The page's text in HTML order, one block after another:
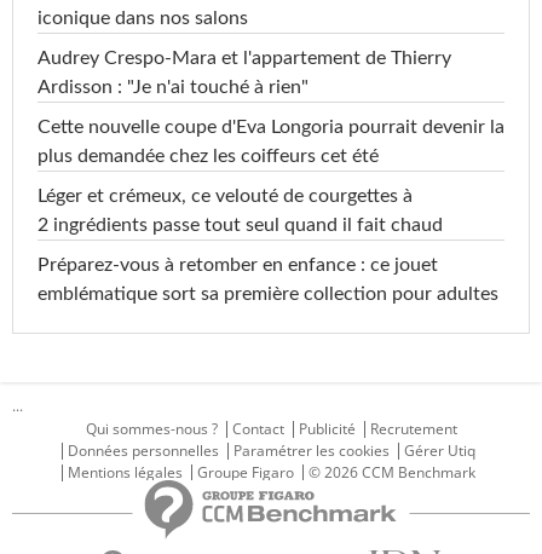
iconique dans nos salons
Audrey Crespo-Mara et l'appartement de Thierry
Ardisson : "Je n'ai touché à rien"
Cette nouvelle coupe d'Eva Longoria pourrait devenir la
plus demandée chez les coiffeurs cet été
Léger et crémeux, ce velouté de courgettes à
2 ingrédients passe tout seul quand il fait chaud
Préparez-vous à retomber en enfance : ce jouet
emblématique sort sa première collection pour adultes
...
Qui sommes-nous ?
Contact Publicité
Recrutement
Données personnelles
Paramétrer les cookies
Gérer Utiq
Mentions légales
Groupe Figaro © 2026 CCM Benchmark